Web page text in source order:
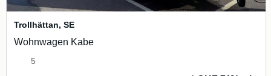
Trollhättan, SE
Wohnwagen Kabe
5